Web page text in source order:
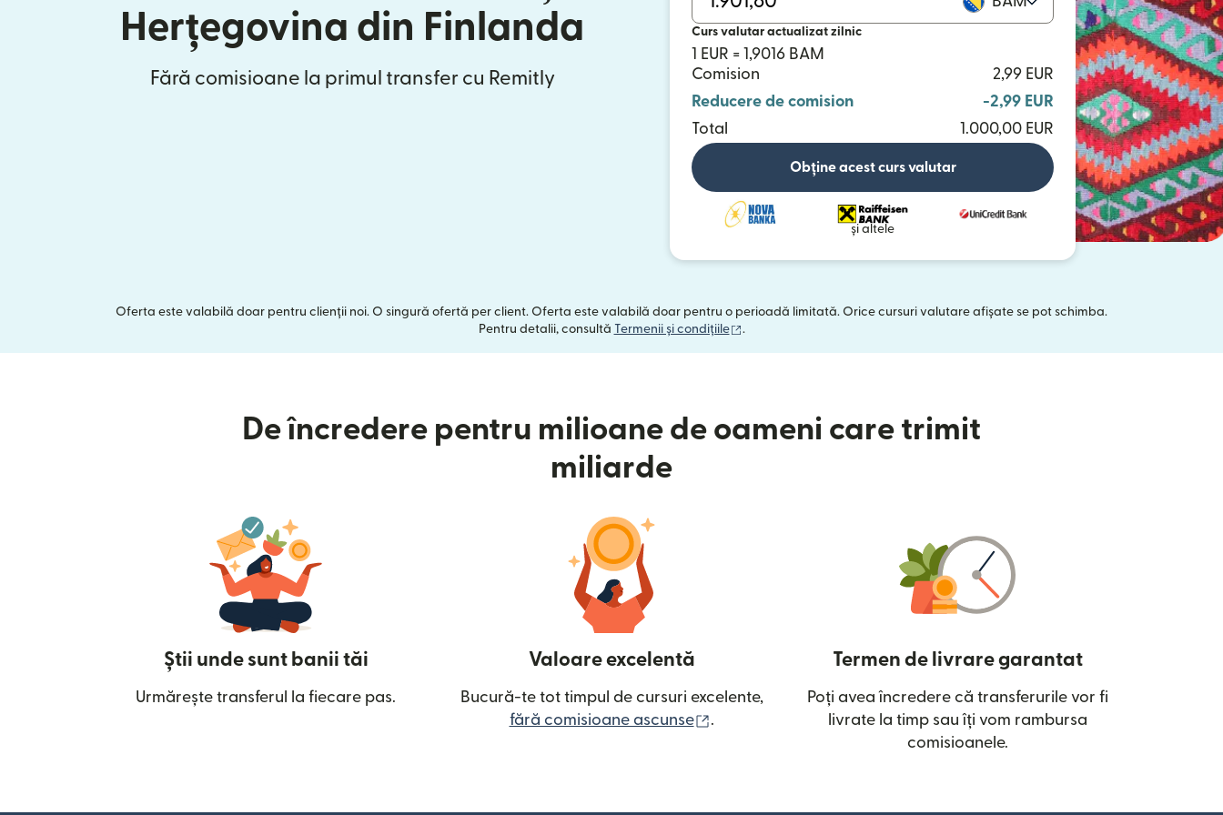
Herțegovina din Finlanda
Fără comisioane la primul transfer cu Remitly
Curs valutar actualizat zilnic
1 EUR = 1,9016 BAM
Comision
2,99 EUR
Reducere de comision
-2,99 EUR
Total
1.000,00 EUR
Obține acest curs valutar
și altele
Oferta este valabilă doar pentru clienții noi. O singură ofertă per client. Oferta este valabilă doar pentru o perioadă limitată. Orice cursuri valutare afișate se pot schimba.
Pentru detalii, consultă Termenii și condițiile (se deschide într-o fereastră nouă)
.
De încredere pentru milioane de oameni care trimit
miliarde
Știi unde sunt banii tăi
Urmărește transferul la fiecare pas.
Valoare excelentă
Bucură-te tot timpul de cursuri excelente,
fără comisioane ascunse
(se deschide într-o fereastră nouă)
.
Termen de livrare garantat
Poți avea încredere că transferurile vor fi
livrate la timp sau îți vom rambursa
comisioanele.